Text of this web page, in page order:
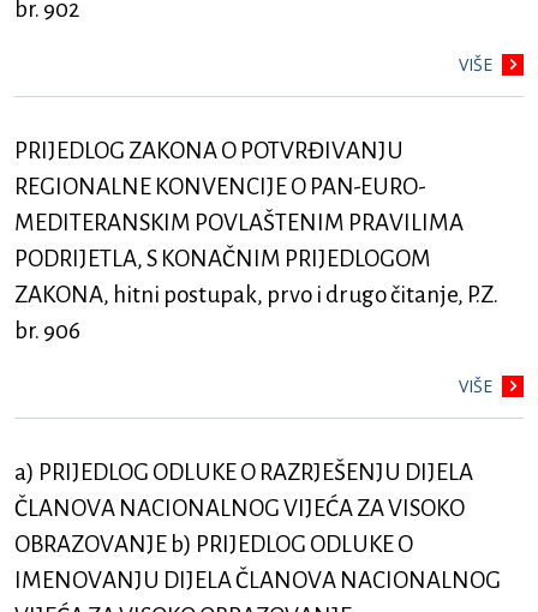
br. 902
VIŠE
PRIJEDLOG ZAKONA O POTVRĐIVANJU
REGIONALNE KONVENCIJE O PAN-EURO-
MEDITERANSKIM POVLAŠTENIM PRAVILIMA
PODRIJETLA, S KONAČNIM PRIJEDLOGOM
ZAKONA, hitni postupak, prvo i drugo čitanje, P.Z.
br. 906
VIŠE
a) PRIJEDLOG ODLUKE O RAZRJEŠENJU DIJELA
ČLANOVA NACIONALNOG VIJEĆA ZA VISOKO
OBRAZOVANJE b) PRIJEDLOG ODLUKE O
IMENOVANJU DIJELA ČLANOVA NACIONALNOG